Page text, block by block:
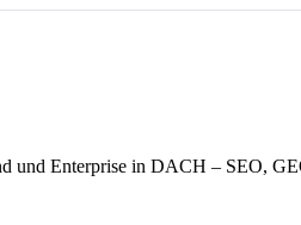
und Enterprise in DACH – SEO,